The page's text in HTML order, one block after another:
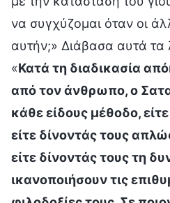
να συγχύζομαι όταν οι
αυτήν;» Διάβασα αυτά τα
«Κατά τη διαδικασία
από τον άνθρωπο, ο
κάθε είδους μέθοδο,
είτε δίνοντάς τους
είτε δίνοντάς τους τη
ικανοποιήσουν τις